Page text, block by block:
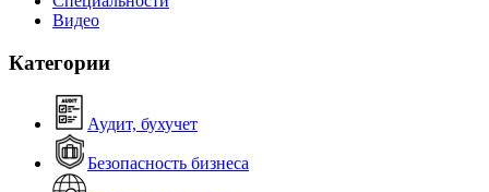
Видео
Категории
Аудит, бухучет
Безопасность бизнеса